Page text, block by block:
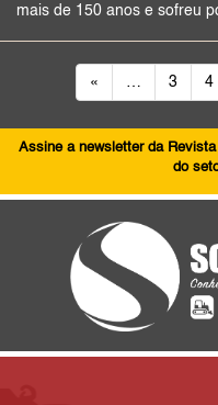
mais de 150 anos e sofreu
« … 3 4
Assine a newsletter da
do